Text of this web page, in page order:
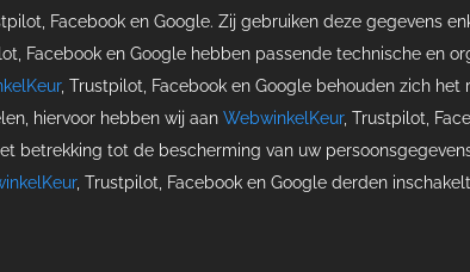
Facebook en Google. Zij gebruiken deze gegevens
Facebook en Google hebben passende technische en
, Trustpilot, Facebook en Google behouden zich
hiervoor hebben wij aan WebwinkelKeur, Trustpilot,
betrekking tot de bescherming van uw
, Trustpilot, Facebook en Google derden